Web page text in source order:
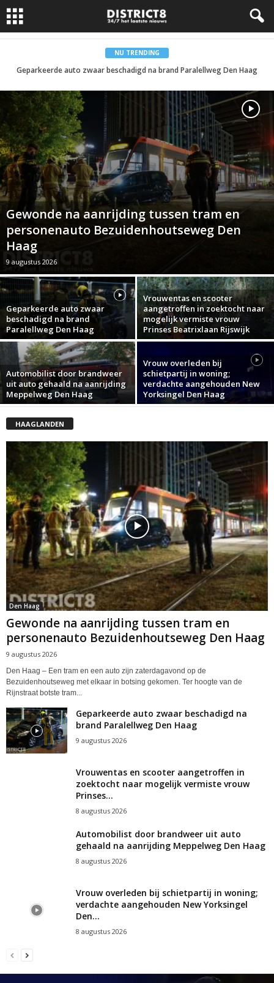
NU TRENDING
Geparkeerde auto zwaar beschadigd na brand Paralellweg Den Haag
Gewonde na aanrijding tussen tram en
personenauto Bezuidenhoutseweg Den
Haag
9 augustus 2026
Geparkeerde auto zwaar
beschadigd na brand
Paralellweg Den Haag
Vrouwentas en scooter
aangetroffen in zoektocht naar
mogelijk vermiste vrouw
Prinses Beatrixlaan Rijswijk
Automobilist door brandweer
uit auto gehaald na aanrijding
Meppelweg Den Haag
Vrouw overleden bij
schietpartij in woning;
verdachte aangehouden New
Yorksingel Den Haag
HAAGLANDEN
Den Haag
Gewonde na aanrijding tussen tram en
personenauto Bezuidenhoutseweg Den Haag
9 augustus 2026
Den Haag – Een tram en een auto zijn zaterdagavond op de
Bezuidenhoutseweg met elkaar in botsing gekomen. Ter hoogte van de
Rijnstraat botste tram...
Geparkeerde auto zwaar beschadigd na
brand Paralellweg Den Haag
9 augustus 2026
Vrouwentas en scooter aangetroffen in
zoektocht naar mogelijk vermiste vrouw
Prinses...
8 augustus 2026
Automobilist door brandweer uit auto
gehaald na aanrijding Meppelweg Den Haag
8 augustus 2026
Vrouw overleden bij schietpartij in woning;
verdachte aangehouden New Yorksingel
Den...
8 augustus 2026